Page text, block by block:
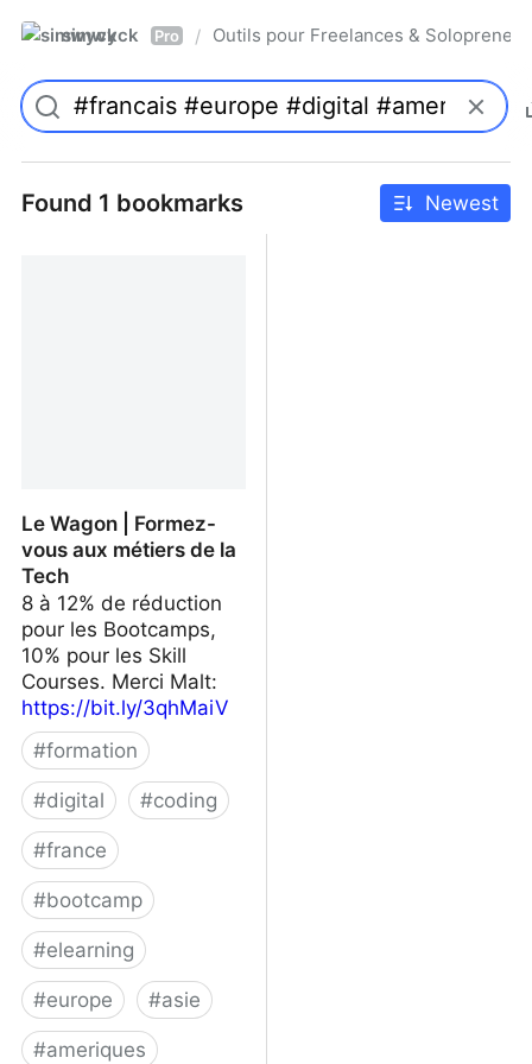
simwyck Pro / Outils pour Freelances &
Found 1 bookmarks Newest
Le Wagon | Formez-
vous aux métiers de la
Tech
8 à 12% de réduction
pour les Bootcamps,
10% pour les Skill
Courses. Merci Malt:
https://bit.ly/3qhMaiV
#formation
#digital #coding
#france
#bootcamp
#elearning
#europe #asie
#ameriques